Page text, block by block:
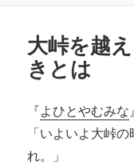
大峠を越
きとは
『よひとやむみな
「いよいよ大峠
れ。」